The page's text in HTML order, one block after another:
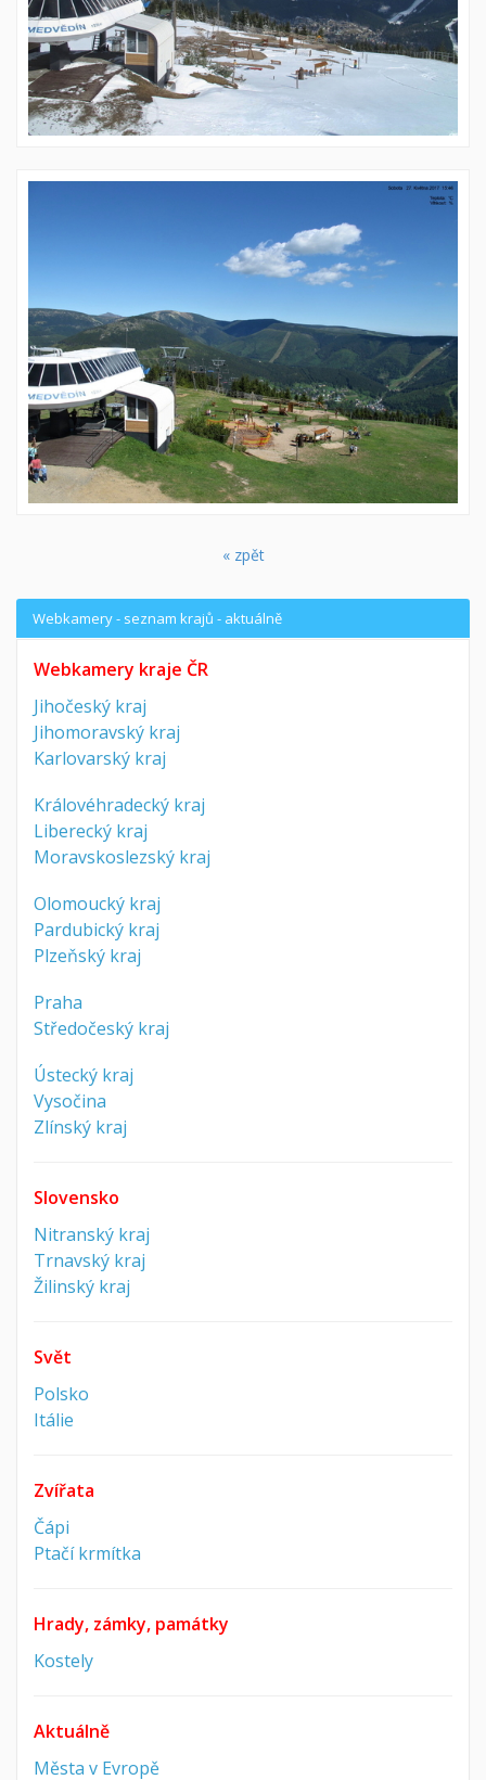
« zpět
Webkamery - seznam krajů - aktuálně
Webkamery kraje ČR
Jihočeský kraj
Jihomoravský kraj
Karlovarský kraj
Královéhradecký kraj
Liberecký kraj
Moravskoslezský kraj
Olomoucký kraj
Pardubický kraj
Plzeňský kraj
Praha
Středočeský kraj
Ústecký kraj
Vysočina
Zlínský kraj
Slovensko
Nitranský kraj
Trnavský kraj
Žilinský kraj
Svět
Polsko
Itálie
Zvířata
Čápi
Ptačí krmítka
Hrady, zámky, památky
Kostely
Aktuálně
Města v Evropě